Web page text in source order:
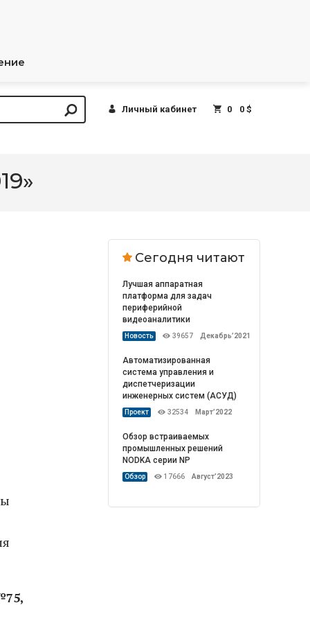
Личный кабинет 0 0 $
Сегодня читают
Лучшая аппаратная
платформа для задач
периферийной
видеоаналитики
Новость 39657 Декабрь’2021
Автоматизированная
система управления и
диспетчеризации
инженерных систем (АСУД)
Проект 32534 Март’2022
Обзор встраиваемых
промышленных решений
NODKA серии NP
Обзор 17666 Август’2023